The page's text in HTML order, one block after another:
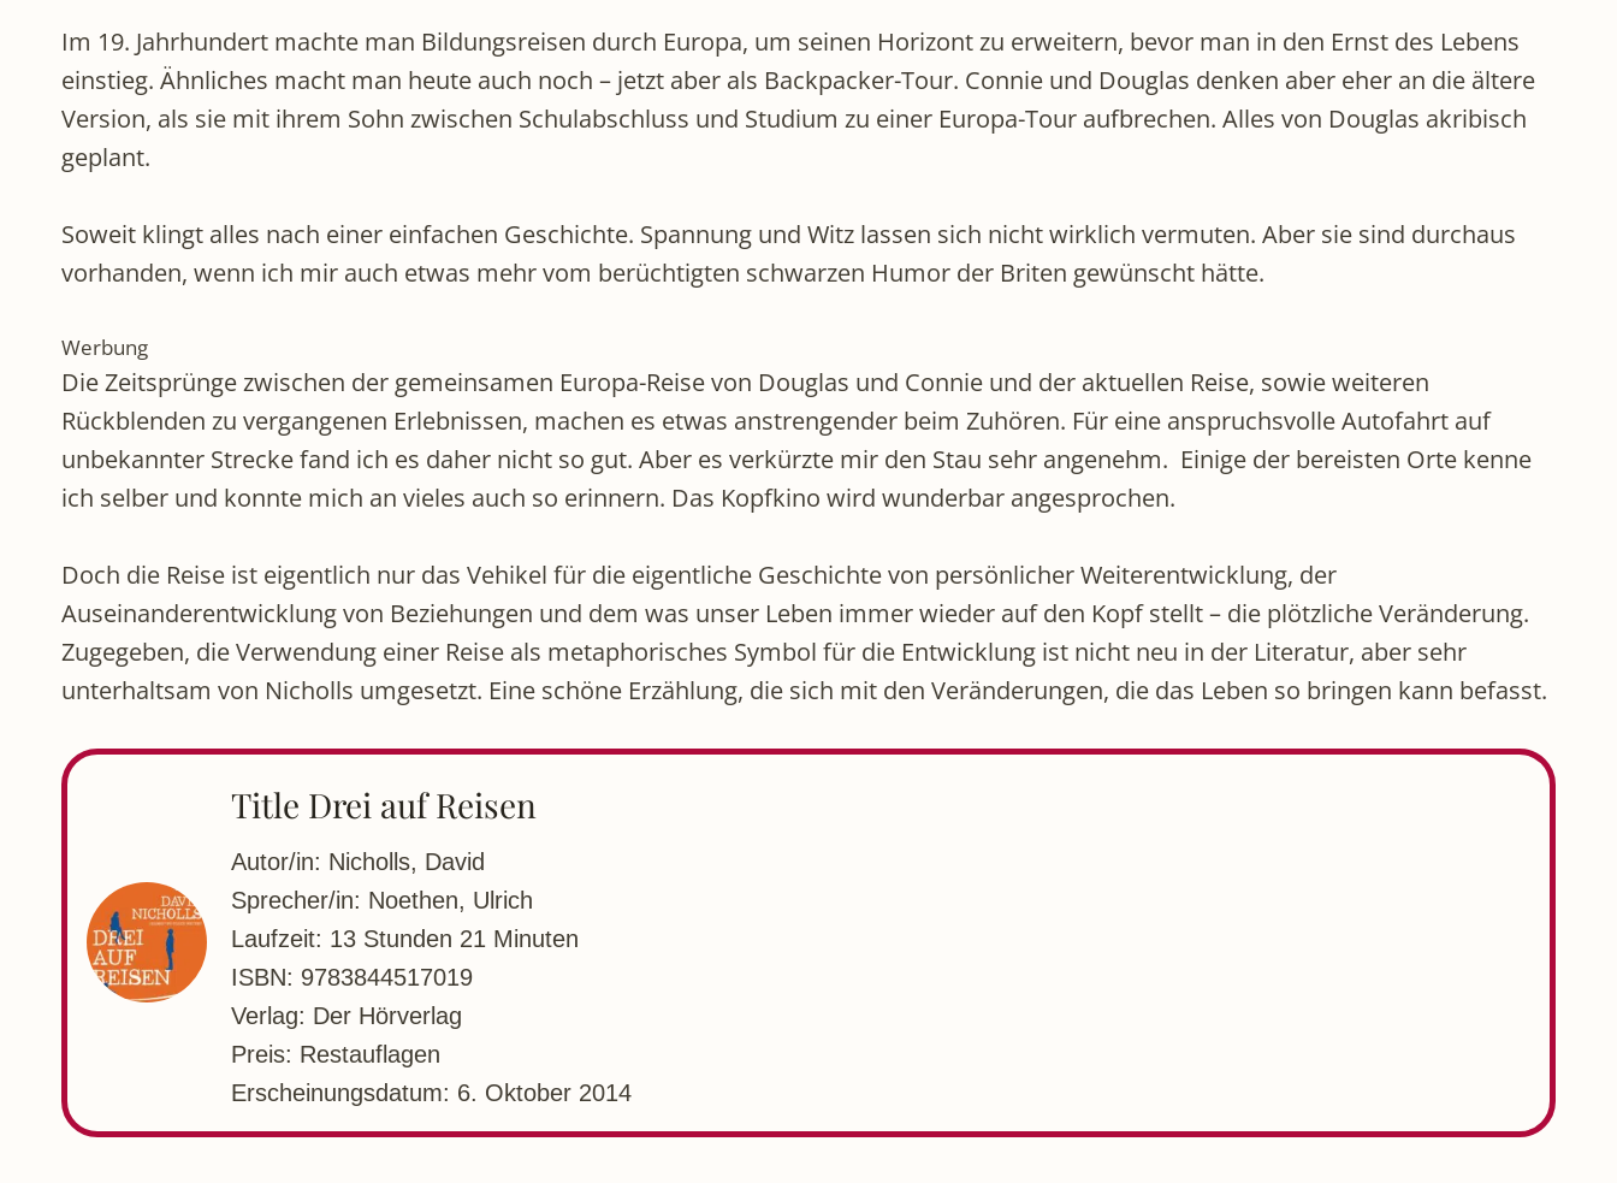
Im 19. Jahrhundert machte man Bildungsreisen durch Europa, um seinen Horizont zu erweitern, bevor man in den Ernst des Lebens
einstieg. Ähnliches macht man heute auch noch – jetzt aber als Backpacker-Tour. Connie und Douglas denken aber eher an die ältere
Version, als sie mit ihrem Sohn zwischen Schulabschluss und Studium zu einer Europa-Tour aufbrechen. Alles von Douglas akribisch
geplant.
Soweit klingt alles nach einer einfachen Geschichte. Spannung und Witz lassen sich nicht wirklich vermuten. Aber sie sind durchaus
vorhanden, wenn ich mir auch etwas mehr vom berüchtigten schwarzen Humor der Briten gewünscht hätte.
Werbung
Die Zeitsprünge zwischen der gemeinsamen Europa-Reise von Douglas und Connie und der aktuellen Reise, sowie weiteren
Rückblenden zu vergangenen Erlebnissen, machen es etwas anstrengender beim Zuhören. Für eine anspruchsvolle Autofahrt auf
unbekannter Strecke fand ich es daher nicht so gut. Aber es verkürzte mir den Stau sehr angenehm. Einige der bereisten Orte kenne
ich selber und konnte mich an vieles auch so erinnern. Das Kopfkino wird wunderbar angesprochen.
Doch die Reise ist eigentlich nur das Vehikel für die eigentliche Geschichte von persönlicher Weiterentwicklung, der
Auseinanderentwicklung von Beziehungen und dem was unser Leben immer wieder auf den Kopf stellt – die plötzliche Veränderung.
Zugegeben, die Verwendung einer Reise als metaphorisches Symbol für die Entwicklung ist nicht neu in der Literatur, aber sehr
unterhaltsam von Nicholls umgesetzt. Eine schöne Erzählung, die sich mit den Veränderungen, die das Leben so bringen kann befasst.
Title Drei auf Reisen
Autor/in: Nicholls, David
Sprecher/in: Noethen, Ulrich
Laufzeit: 13 Stunden 21 Minuten
ISBN: 9783844517019
Verlag: Der Hörverlag
Preis: Restauflagen
Erscheinungsdatum: 6. Oktober 2014